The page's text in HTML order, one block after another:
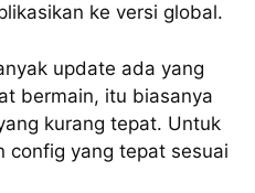
ke versi global.
update ada yang
bermain, itu biasanya
kurang tepat. Untuk
config yang tepat sesuai